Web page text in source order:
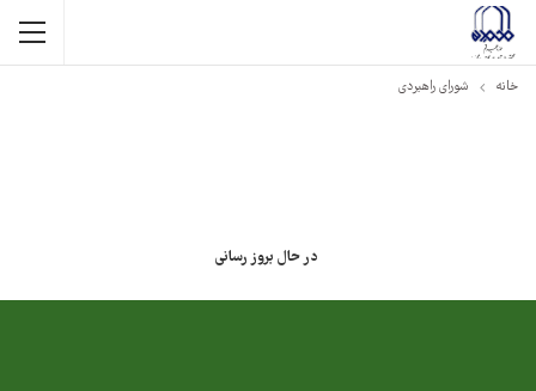
خانه شورای راهبردی
در حال بروز رسانی